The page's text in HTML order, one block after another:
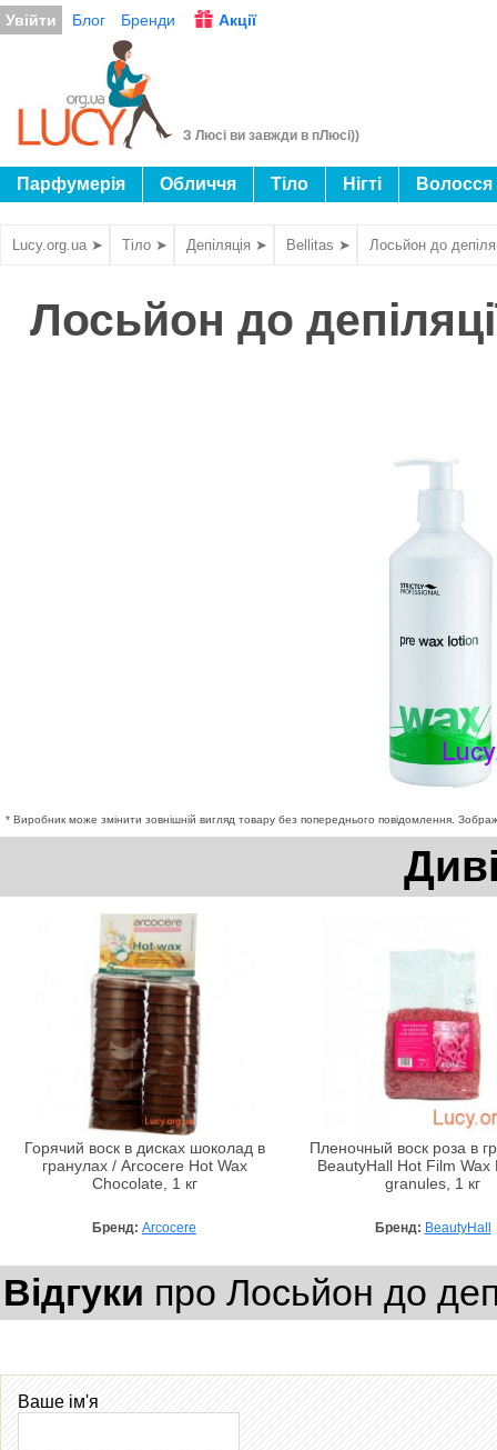
Увійти Блог Бренди Акції
З Люсі ви завжди в пЛюсі))
Парфумерія Обличчя Тіло Нігті Волосся
Lucy.org.ua ➤ Тіло ➤ Депіляція ➤ Bellitas ➤ Лосьйон до
Лосьйон до
* Виробник може змінити зовнішній вигляд товару без попереднього повідомлення.
Горячий воск в дисках шоколад в
гранулах / Arcocere Hot Wax
Chocolate, 1 кг
Бренд: Arcocere
Пленочный воск роза в
BeautyHall Hot Film Wax
granules, 1 кг
Бренд: BeautyHall
Відгуки про Лосьйон до
Ваше ім'я